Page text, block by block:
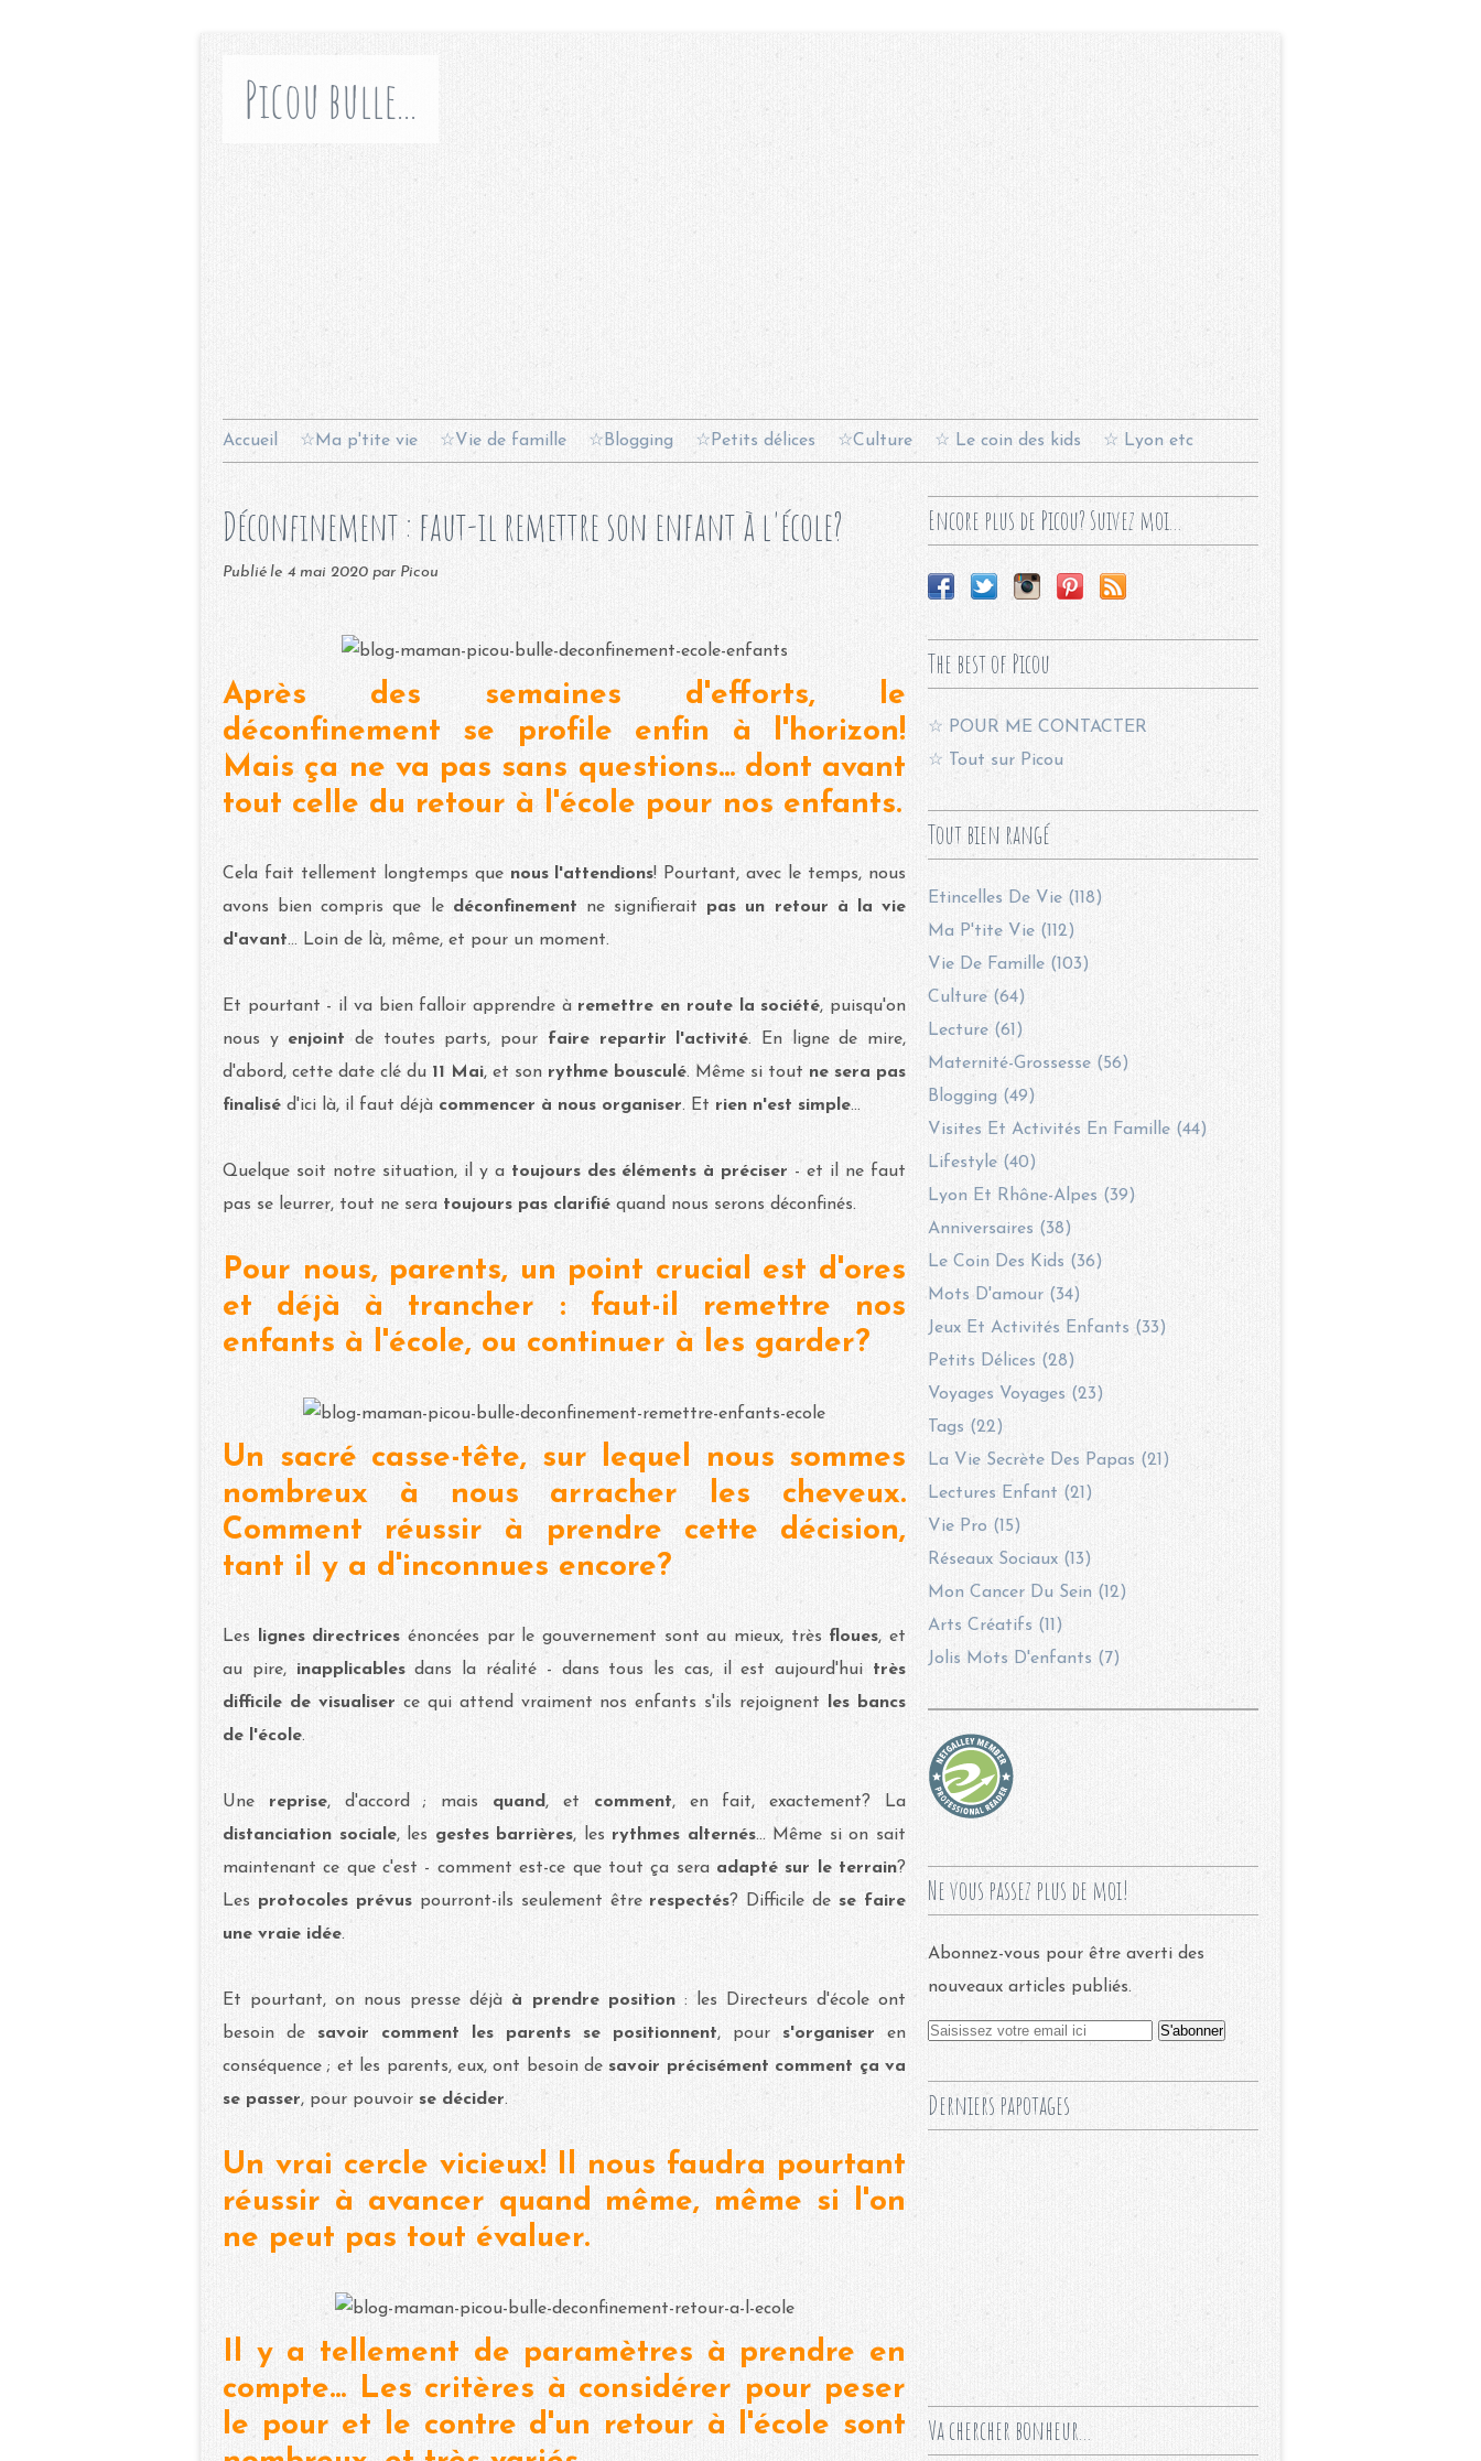
Picou bulle...
Accueil ☆Ma p'tite vie ☆Vie de famille ☆Blogging ☆Petits délices ☆Culture ☆ Le coin des kids ☆ Lyon etc
Déconfinement : faut-il remettre son enfant à l'école?
Publié le 4 mai 2020 par Picou
Après des semaines d'efforts, le
déconfinement se profile enfin à l'horizon!
Mais ça ne va pas sans questions... dont avant
tout celle du retour à l'école pour nos enfants.
Cela fait tellement longtemps que nous l'attendions! Pourtant, avec le temps, nous
avons bien compris que le déconfinement ne signifierait pas un retour à la vie
d'avant... Loin de là, même, et pour un moment.
Et pourtant - il va bien falloir apprendre à remettre en route la société, puisqu'on
nous y enjoint de toutes parts, pour faire repartir l'activité. En ligne de mire,
d'abord, cette date clé du 11 Mai, et son rythme bousculé. Même si tout ne sera pas
finalisé d'ici là, il faut déjà commencer à nous organiser. Et rien n'est simple...
Quelque soit notre situation, il y a toujours des éléments à préciser - et il ne faut
pas se leurrer, tout ne sera toujours pas clarifié quand nous serons déconfinés.
Pour nous, parents, un point crucial est d'ores
et déjà à trancher : faut-il remettre nos
enfants à l'école, ou continuer à les garder?
Un sacré casse-tête, sur lequel nous sommes
nombreux à nous arracher les cheveux.
Comment réussir à prendre cette décision,
tant il y a d'inconnues encore?
Les lignes directrices énoncées par le gouvernement sont au mieux, très floues, et
au pire, inapplicablesdans la réalité - dans tous les cas, il est aujourd'hui très
difficile de visualiser ce qui attend vraiment nos enfants s'ils rejoignent les bancs
de l'école.
Une reprise, d'accord ; mais quand , et comment, en fait, exactement? La
distanciation sociale, les gestes barrières, les rythmes alternés... Même si on sait
maintenant ce que c'est - comment est-ce que tout ça sera adapté sur le terrain?
Les protocoles prévus pourront-ils seulement être respectés? Difficile de se faire
une vraie idée.
Et pourtant, on nous presse déjà à prendre position: les Directeurs d'école ont
besoin de savoir comment les parents se positionnent, pour s'organiser en
conséquence ; et les parents, eux, ont besoin de savoir précisément comment ça va
se passer, pour pouvoir se décider.
Un vrai cercle vicieux! Il nous faudra pourtant
réussir à avancer quand même, même si l'on
ne peut pas tout évaluer.
Il y a tellement de paramètres à prendre en
compte... Les critères à considérer pour peser
le pour et le contre d'un retour à l'école sont
Encore plus de Picou? Suivez moi...
The best of Picou
☆ POUR ME CONTACTER
☆ Tout sur Picou
Tout bien rangé
Etincelles De Vie (118)
Ma P'tite Vie (112)
Vie De Famille (103)
Culture (64)
Lecture (61)
Maternité-Grossesse (56)
Blogging (49)
Visites Et Activités En Famille (44)
Lifestyle (40)
Lyon Et Rhône-Alpes (39)
Anniversaires (38)
Le Coin Des Kids (36)
Mots D'amour (34)
Jeux Et Activités Enfants (33)
Petits Délices (28)
Voyages Voyages (23)
Tags (22)
La Vie Secrète Des Papas (21)
Lectures Enfant (21)
Vie Pro (15)
Réseaux Sociaux (13)
Mon Cancer Du Sein (12)
Arts Créatifs (11)
Jolis Mots D'enfants (7)
Ne vous passez plus de moi!
Abonnez-vous pour être averti des
nouveaux articles publiés.
Derniers papotages
Va chercher bonheur...